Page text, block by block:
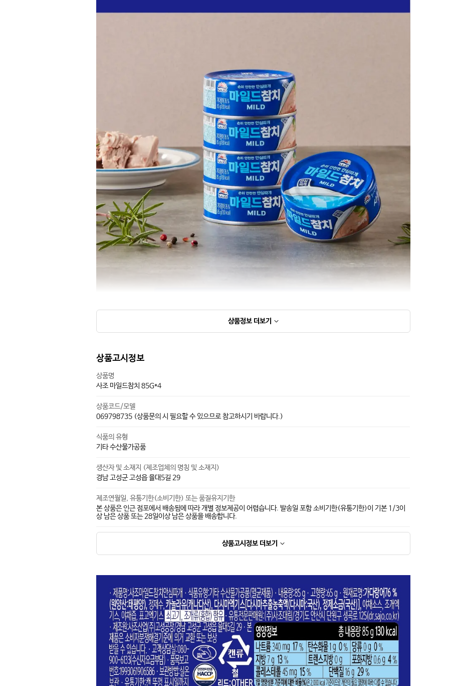
상품정보 더보기
상품고시정보
상품명
사조 마일드참치 85G*4
상품코드/모델
069798735 (상품문의 시 필요할 수 있으므로 참고하시기 바랍니다.)
식품의 유형
기타 수산물가공품
생산자 및 소재지 (제조업체의 명칭 및 소재지)
경남 고성군 고성읍 율대5길 29
제조연월일, 유통기한(소비기한) 또는 품질유지기한
본 상품은 인근 점포에서 배송됨에 따라 개별 정보제공이 어렵습니다. 발송일 포함 소비기한(유통기한)이 기본 1/3이
상 남은 상품 또는 28일이상 남은 상품을 배송합니다.
상품고시정보 더보기